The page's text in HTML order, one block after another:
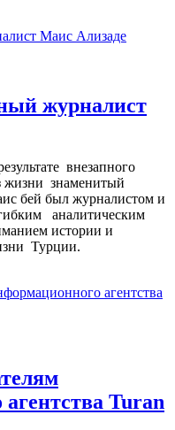
журналист
внезапного
жизни знаменитый
бей был журналистом и
аналитическим
истории и
Турции.
Turan